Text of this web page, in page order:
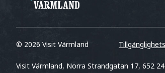
© 2026 Visit Värmland
Visit Värmland, Norra Strandgatan 17, 652